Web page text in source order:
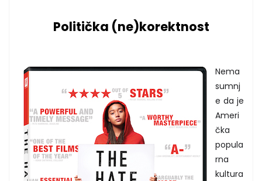
Politička (ne)korektnost
Nema
sumnj
e da je
Ameri
čka
popula
rna
kultura